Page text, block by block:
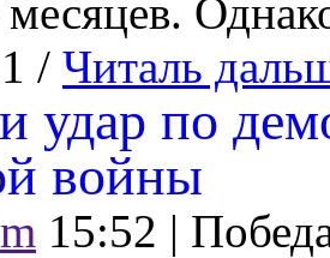
месяцев.
/ Читаль
удар по
войны
15:52 |